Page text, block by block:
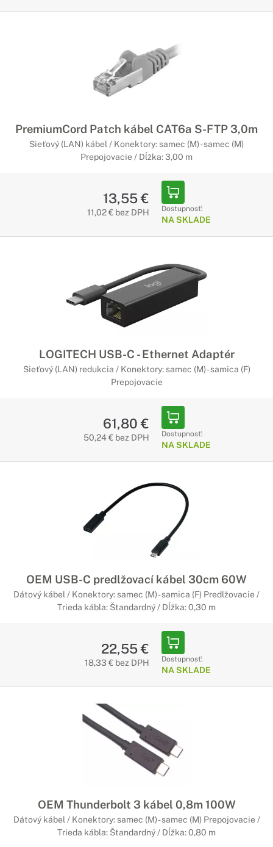
PremiumCord Patch kábel CAT6a S-FTP 3,0m
Sieťový (LAN) kábel / Konektory: samec (M) - samec (M)
Prepojovacie / Dĺžka: 3,00 m
13,55 €
11,02 € bez DPH Dostupnosť:
NA SKLADE
LOGITECH USB-C - Ethernet Adaptér
Sieťový (LAN) redukcia / Konektory: samec (M) - samica (F)
Prepojovacie
61,80 €
50,24 € bez DPH Dostupnosť:
NA SKLADE
OEM USB-C predlžovací kábel 30cm 60W
Dátový kábel / Konektory: samec (M) - samica (F) Predlžovacie /
Trieda kábla: Štandardný / Dĺžka: 0,30 m
22,55 €
18,33 € bez DPH Dostupnosť:
NA SKLADE
OEM Thunderbolt 3 kábel 0,8m 100W
Dátový kábel / Konektory: samec (M) - samec (M) Prepojovacie /
Trieda kábla: Štandardný / Dĺžka: 0,80 m